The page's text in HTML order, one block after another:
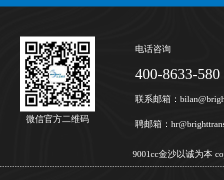
微信官方二维码
电话咨询
400-8633-580
联系邮箱：
聘邮箱：
9001cc金沙以诚为本